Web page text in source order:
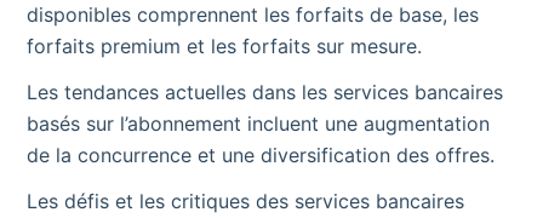
disponibles comprennent les forfaits de base, les
forfaits premium et les forfaits sur mesure.
Les tendances actuelles dans les services bancaires
basés sur l’abonnement incluent une augmentation
de la concurrence et une diversification des offres.
Les défis et les critiques des services bancaires